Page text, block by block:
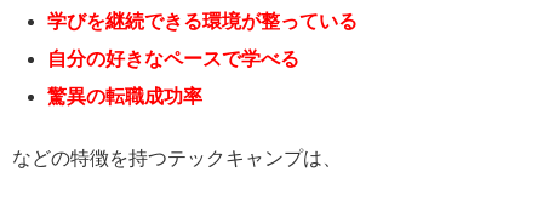
学びを継続できる環境が整っている
自分の好きなペースで学べる
驚異の転職成功率
などの特徴を持つテックキャンプは、